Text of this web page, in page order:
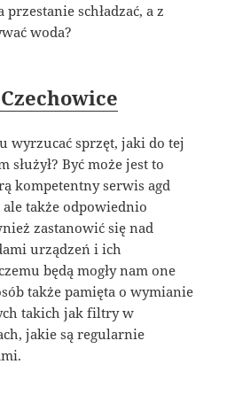
schładzać, a z
woda?
wyrzucać sprzęt, jaki do tej
Być może jest to
kompetentny serwis agd
także odpowiednio
zastanowić się nad
urządzeń i ich
będą mogły nam one
także pamięta o wymianie
takich jak filtry w
jakie są regularnie